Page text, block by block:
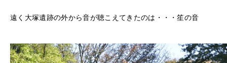
遠く大塚遺跡の外から音が聴こえてきたのは・・・笙の音